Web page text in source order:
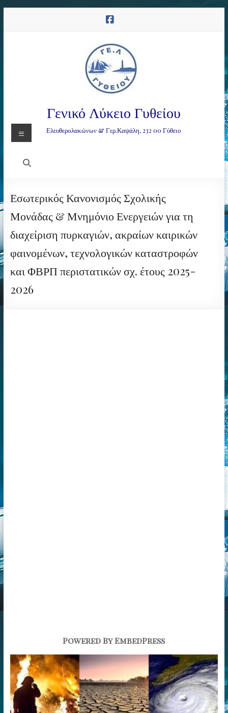
Γενικό Λύκειο Γυθείου
Ελευθερολακώνων & Γερ.Καψάλη, 232 00 Γύθειο
Μενού
Εσωτερικός Κανονισμός Σχολικής
Μονάδας & Μνημόνιο Ενεργειών για τη
διαχείριση πυρκαγιών, ακραίων καιρικών
φαινομένων, τεχνολογικών καταστροφών
και ΦΒΡΠ περιστατικών σχ. έτους 2025-
2026
Powered By EmbedPress